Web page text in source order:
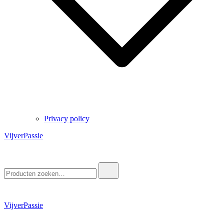
Privacy policy
VijverPassie
naar:
VijverPassie